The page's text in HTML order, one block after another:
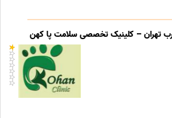
تهران – کلینیک تخصصی سلامت پا کهن